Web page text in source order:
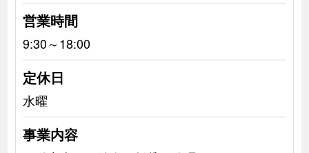
営業時間
9:30～18:00
定休日
水曜
事業内容